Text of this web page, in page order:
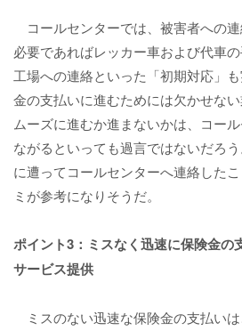
コールセンターでは、被害者への
必要であればレッカー車および代車
工場への連絡といった「初期対応」
金の支払いに進むためには欠かせな
ムーズに進むか進まないかは、コー
ながるといっても過言ではないだろ
に遭ってコールセンターへ連絡した
ミが参考になりそうだ。
ポイント3：ミスなく迅速に保険金の
サービス提供
ミスのない迅速な保険金の支払い